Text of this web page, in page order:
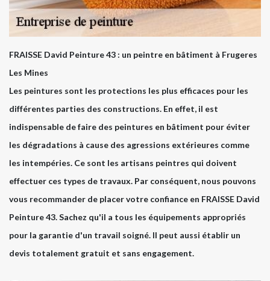
FRAISSE David Peinture 43 : un peintre en bâtiment à Frugeres
Les Mines
Les peintures sont les protections les plus efficaces pour les
différentes parties des constructions. En effet, il est
indispensable de faire des peintures en bâtiment pour éviter
les dégradations à cause des agressions extérieures comme
les intempéries. Ce sont les artisans peintres qui doivent
effectuer ces types de travaux. Par conséquent, nous pouvons
vous recommander de placer votre confiance en FRAISSE David
Peinture 43. Sachez qu'il a tous les équipements appropriés
pour la garantie d'un travail soigné. Il peut aussi établir un
devis totalement gratuit et sans engagement.